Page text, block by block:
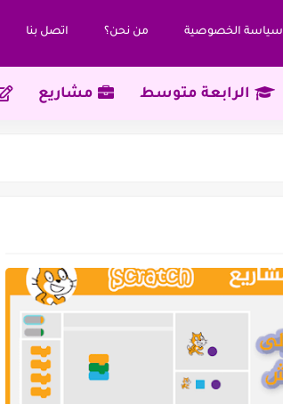
سياسة‌ ‌الخصوصية‌ من نحن؟ اتصل بنا
الرابعة متوسط مشاريع